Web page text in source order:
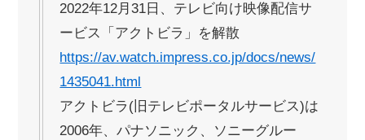
2022年12月31日、テレビ向け映像配信サ
ービス「アクトビラ」を解散
https://av.watch.impress.co.jp/docs/news/
1435041.html
アクトビラ(旧テレビポータルサービス)は
2006年、パナソニック、ソニーグルー